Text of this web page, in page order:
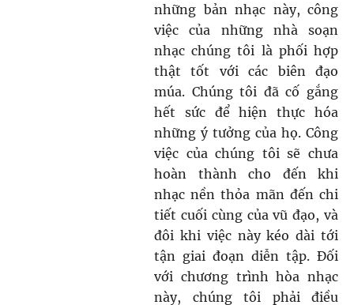
những bản nhạc này, công
việc của những nhà soạn
nhạc chúng tôi là phối hợp
thật tốt với các biên đạo
múa. Chúng tôi đã cố gắng
hết sức để hiện thực hóa
những ý tưởng của họ. Công
việc của chúng tôi sẽ chưa
hoàn thành cho đến khi
nhạc nền thỏa mãn đến chi
tiết cuối cùng của vũ đạo, và
đôi khi việc này kéo dài tới
tận giai đoạn diễn tập. Đối
với chương trình hòa nhạc
này, chúng tôi phải điều